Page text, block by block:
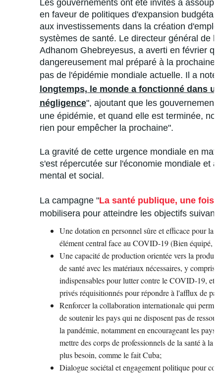
Les gouvernements ont été invités à
en faveur de politiques d'expansion
aux investissements dans la création
systèmes de santé. Le directeur général de
Adhanom Ghebreyesus, a averti en février
dangereusement mal préparé à la prochaine
pas de l'épidémie mondiale actuelle. Il a noté
longtemps, le monde a fonctionné dans
négligence", ajoutant que les
une épidémie, et quand elle est terminée,
rien pour empêcher la prochaine".
La gravité de cette urgence mondiale en
s'est répercutée sur l'économie mondiale et
mental et social.
La campagne "La santé publique, une fois
mobilisera pour atteindre les objectifs
Une dotation en personnel sûre et efficace pour la
élément central face au COVID-19 (Bien équipé,
Une capacité de production orientée vers la
de santé avec les matériaux nécessaires, y compris
indispensables pour lutter contre le COVID-19, et
privés réquisitionnés pour répondre à l'afflux de
Renforcer la collaboration internationale qui
de soutenir les pays qui ne disposent pas de
la pandémie, notamment en encourageant les pays,
mettre des corps de professionnels de la santé à la
plus besoin, comme le fait Cuba;
Dialogue sociétal et engagement politique pour